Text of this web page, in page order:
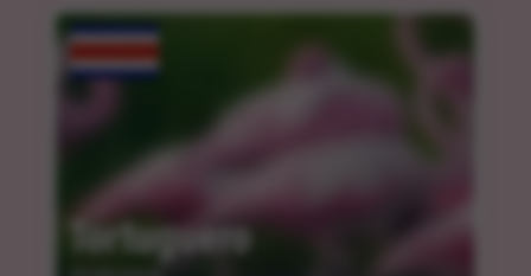
Tortuguero